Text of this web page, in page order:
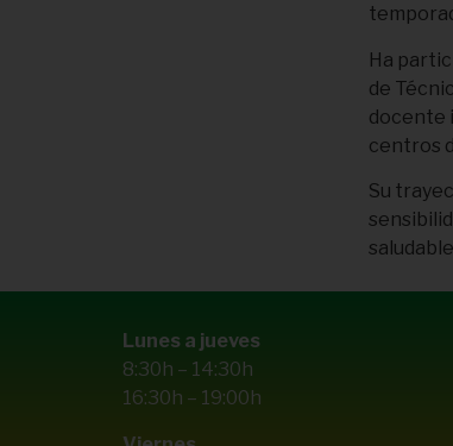
Ha
de
docente
centros
Su
Lunes a jueves
8:30h – 14:30h
16:30h – 19:00h